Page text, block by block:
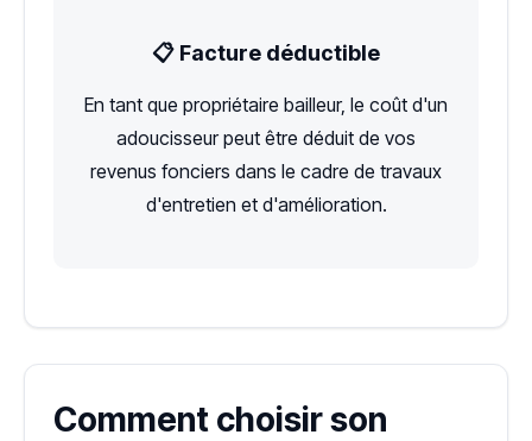
📋 Facture déductible
En tant que propriétaire bailleur, le coût d'un
adoucisseur peut être déduit de vos
revenus fonciers dans le cadre de travaux
d'entretien et d'amélioration.
Comment choisir son